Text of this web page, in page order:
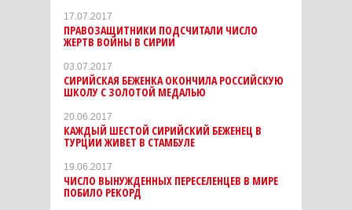
17.07.2017
ПРАВОЗАЩИТНИКИ ПОДСЧИТАЛИ ЧИСЛО
ЖЕРТВ ВОЙНЫ В СИРИИ
03.07.2017
СИРИЙСКАЯ БЕЖЕНКА ОКОНЧИЛА РОССИЙСКУЮ
ШКОЛУ С ЗОЛОТОЙ МЕДАЛЬЮ
20.06.2017
КАЖДЫЙ ШЕСТОЙ СИРИЙСКИЙ БЕЖЕНЕЦ В
ТУРЦИИ ЖИВЕТ В СТАМБУЛЕ
19.06.2017
ЧИСЛО ВЫНУЖДЕННЫХ ПЕРЕСЕЛЕНЦЕВ В МИРЕ
ПОБИЛО РЕКОРД